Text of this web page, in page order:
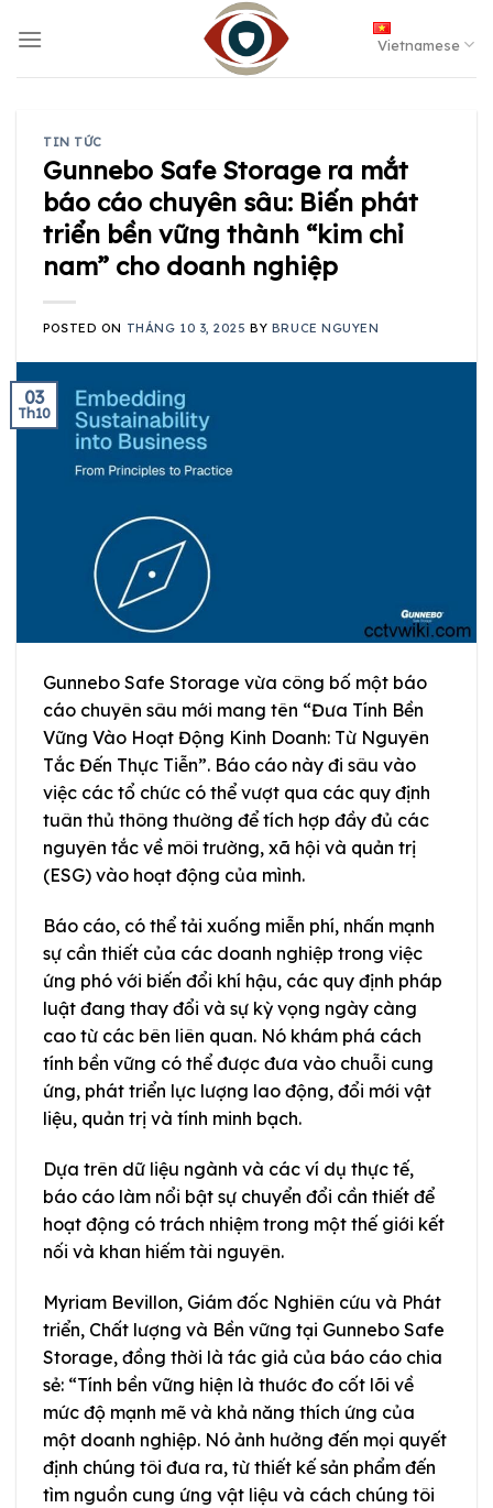
Vietnamese
TIN TỨC
Gunnebo Safe Storage ra mắt
báo cáo chuyên sâu: Biến phát
triển bền vững thành “kim chỉ
nam” cho doanh nghiệp
POSTED ON THÁNG 10 3, 2025 BY BRUCE NGUYEN
03
Th10
Gunnebo Safe Storage vừa công bố một báo
cáo chuyên sâu mới mang tên “Đưa Tính Bền
Vững Vào Hoạt Động Kinh Doanh: Từ Nguyên
Tắc Đến Thực Tiễn”. Báo cáo này đi sâu vào
việc các tổ chức có thể vượt qua các quy định
tuân thủ thông thường để tích hợp đầy đủ các
nguyên tắc về môi trường, xã hội và quản trị
(ESG) vào hoạt động của mình.
Báo cáo, có thể tải xuống miễn phí, nhấn mạnh
sự cần thiết của các doanh nghiệp trong việc
ứng phó với biến đổi khí hậu, các quy định pháp
luật đang thay đổi và sự kỳ vọng ngày càng
cao từ các bên liên quan. Nó khám phá cách
tính bền vững có thể được đưa vào chuỗi cung
ứng, phát triển lực lượng lao động, đổi mới vật
liệu, quản trị và tính minh bạch.
Dựa trên dữ liệu ngành và các ví dụ thực tế,
báo cáo làm nổi bật sự chuyển đổi cần thiết để
hoạt động có trách nhiệm trong một thế giới kết
nối và khan hiếm tài nguyên.
Myriam Bevillon, Giám đốc Nghiên cứu và Phát
triển, Chất lượng và Bền vững tại Gunnebo Safe
Storage, đồng thời là tác giả của báo cáo chia
sẻ: “Tính bền vững hiện là thước đo cốt lõi về
mức độ mạnh mẽ và khả năng thích ứng của
một doanh nghiệp. Nó ảnh hưởng đến mọi quyết
định chúng tôi đưa ra, từ thiết kế sản phẩm đến
tìm nguồn cung ứng vật liệu và cách chúng tôi